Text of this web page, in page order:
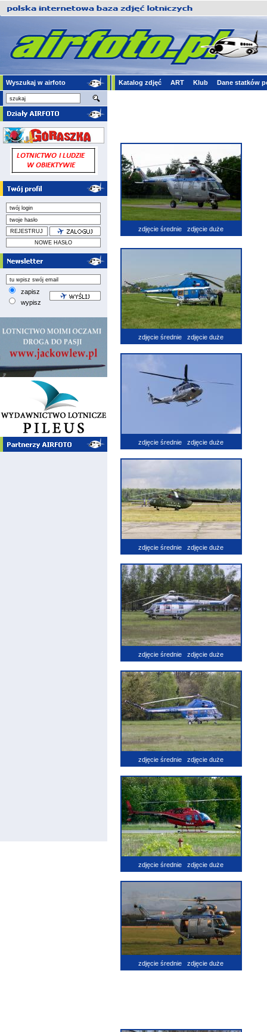
Wyszukaj w airfoto Katalog zdjęć ART Klub Dane statków
zapisz
wypisz
zdjęcie średnie zdjęcie duże
zdjęcie średnie zdjęcie duże
zdjęcie średnie zdjęcie duże
zdjęcie średnie zdjęcie duże
zdjęcie średnie zdjęcie duże
zdjęcie średnie zdjęcie duże
zdjęcie średnie zdjęcie duże
zdjęcie średnie zdjęcie duże